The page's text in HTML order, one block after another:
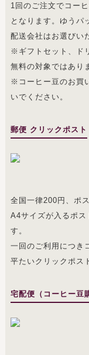
1回のご注文でコー
となります。ゆうパ
配送会社はお選びい
※ギフトセット、ド
無料の対象ではあり
※コーヒー豆のお買
いでください。
郵便 クリックポスト
全国一律200円、ポ
A4サイズが入るポス
す。
一回のご利用につき
平たいクリックポス
宅配便（コーヒー豆